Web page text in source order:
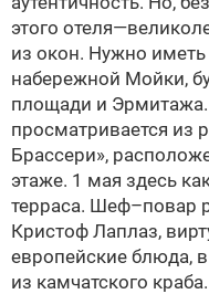
этого
из окон. Нужно иметь
набережной Мойки,
площади и
просматривается из
Брассери»,
этаже. 1 мая здесь
терраса. Шеф–повар
Кристоф Лаплаз,
европейские блюда,
из камчатского